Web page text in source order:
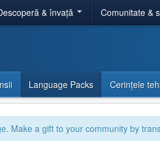
& învață Comunitate &
Language Packs Cerințele
Make a gift to your community by